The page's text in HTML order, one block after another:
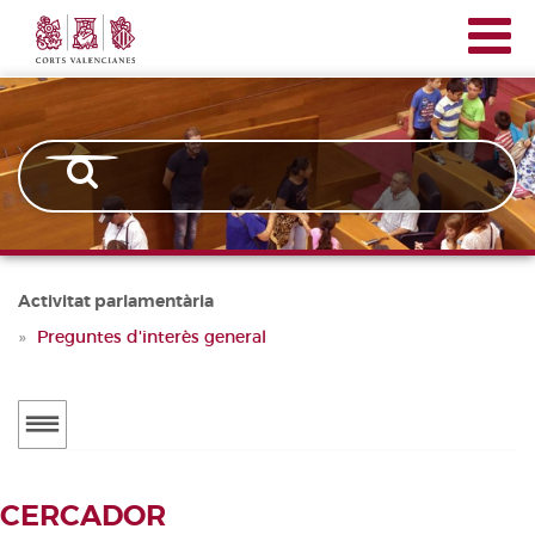
contingut
Corts
Valencianes
Activitat parlamentària
Preguntes d'interès general
Menú
Notícies
CERCADOR DE TRAMITACIONS
CERCADOR